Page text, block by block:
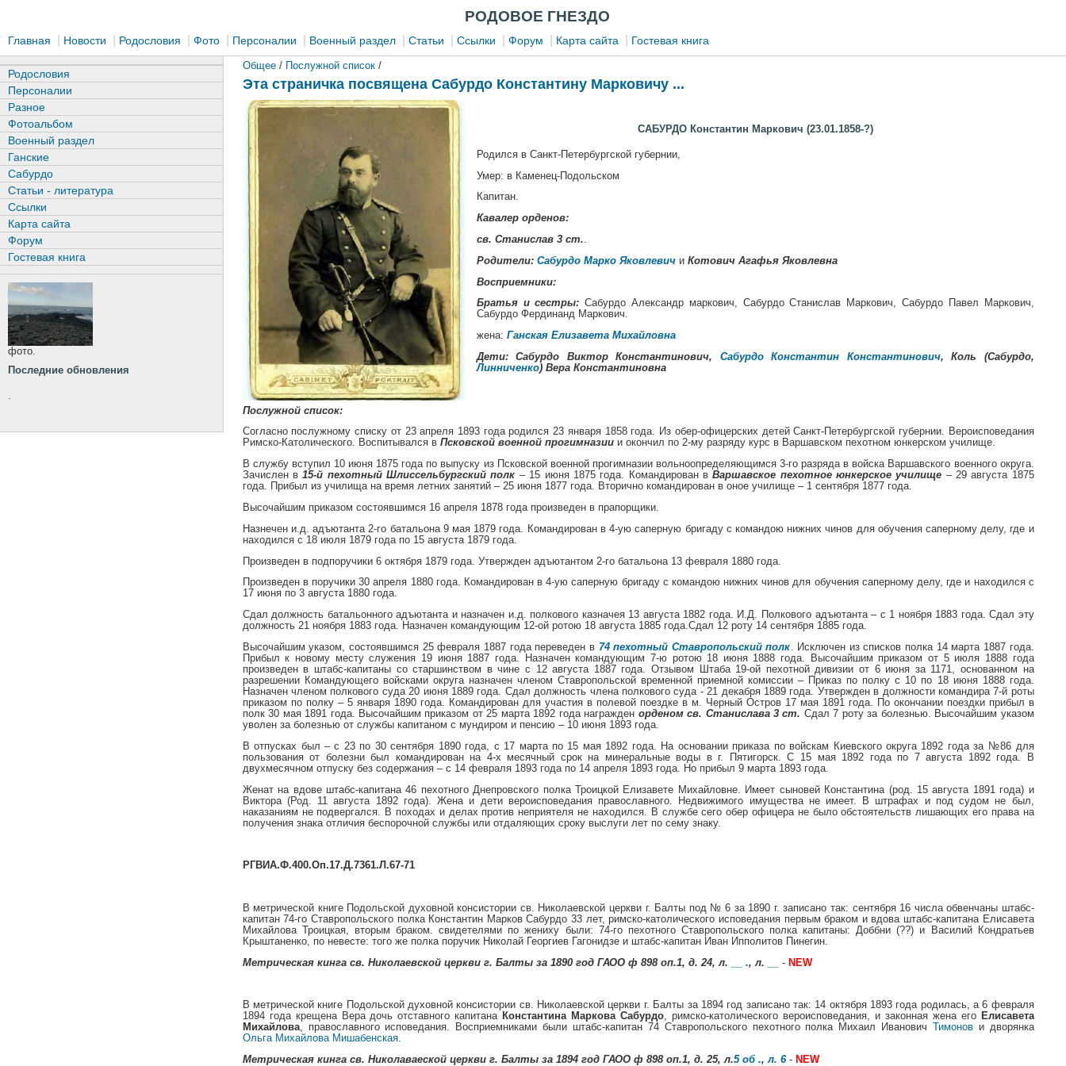
РОДОВОЕ ГНЕЗДО
Главная Новости Родословия Фото Персоналии Военный раздел Статьи Ссылки Форум Карта сайта Гостевая книга
Общее/ Послужной список/
Эта страничка посвящена Сабурдо Константину Марковичу ...
САБУРДО Константин Маркович (23.01.1858-?)
Родился в Санкт-Петербургской губернии,
Умер: в Каменец-Подольском
Капитан.
Кавалер орденов:
св. Станислав 3 ст.
Родители: Сабурдо Марко Яковлевичи Котович Агафья Яковлевна
Восприемники:
Братья и сестры: Сабурдо Александр маркович, Сабурдо Станислав Маркович, Сабурдо Павел Маркович,
Сабурдо Фердинанд Маркович.
жена: Ганская Елизавета Михайловна
Дети: Сабурдо Виктор Константинович, Сабурдо Константин Константинович, Коль (Сабурдо,
Линниченко) Вера Константиновна
Послужной список:
Согласно послужному списку от 23 апреля 1893 года родился 23 января 1858 года. Из обер-офицерских детей Санкт-Петербургской губернии. Вероисповедания
Римско-Католического. Воспитывался в Псковской военной прогимназиии окончил по 2-му разряду курс в Варшавском пехотном юнкерском училище.
В службу вступил 10 июня 1875 года по выпуску из Псковской военной прогимназии вольноопределяющимся 3-го разряда в войска Варшавского военного округа.
Зачислен в15-й пехотный Шлиссельбургский полк – 15 июня 1875 года. Командирован вВаршавское пехотное юнкерское училище – 29 августа 1875
года. Прибыл из училища на время летних занятий – 25 июня 1877 года. Вторично командирован в оное училище – 1 сентября 1877 года.
Высочайшим приказом состоявшимся 16 апреля 1878 года произведен в прапорщики.
Назнечен и.д. адъютанта 2-го батальона 9 мая 1879 года. Командирован в 4-ую саперную бригаду с командою нижних чинов для обучения саперному делу, где и
находился с 18 июля 1879 года по 15 августа 1879 года.
Произведен в подпоручики 6 октября 1879 года. Утвержден адъютантом 2-го батальона 13 февраля 1880 года.
Произведен в поручики 30 апреля 1880 года. Командирован в 4-ую саперную бригаду с командою нижних чинов для обучения саперному делу, где и находился с
17 июня по 3 августа 1880 года.
Сдал должность батальонного адъютанта и назначен и.д. полкового казначея 13 августа 1882 года. И.Д. Полкового адъютанта – с 1 ноября 1883 года. Сдал эту
должность 21 ноября 1883 года. Назначен командующим 12-ой ротою 18 августа 1885 года.Сдал 12 роту 14 сентября 1885 года.
Высочайшим указом, состоявшимся 25 февраля 1887 года переведен в 74 пехотный Ставропольский полк . Исключен из списков полка 14 марта 1887 года.
Прибыл к новому месту служения 19 июня 1887 года. Назначен командующим 7-ю ротою 18 июня 1888 года. Высочайшим приказом от 5 июля 1888 года
произведен в штабс-капитаны со старшинством в чине с 12 августа 1887 года. Отзывом Штаба 19-ой пехотной дивизии от 6 июня за 1171, основанном на
разрешении Командующего войсками округа назначен членом Ставропольской временной приемной комиссии – Приказ по полку с 10 по 18 июня 1888 года.
Назначен членом полкового суда 20 июня 1889 года. Сдал должность члена полкового суда - 21 декабря 1889 года. Утвержден в должности командира 7-й роты
приказом по полку – 5 января 1890 года. Командирован для участия в полевой поездке в м. Черный Остров 17 мая 1891 года. По окончании поездки прибыл в
полк 30 мая 1891 года. Высочайшим приказом от 25 марта 1892 года награжден орденом св. Станислава 3 ст. Сдал 7 роту за болезнью. Высочайшим указом
уволен за болезнью от службы капитаном с мундиром и пенсию – 10 июня 1893 года.
В отпусках был – с 23 по 30 сентября 1890 года, с 17 марта по 15 мая 1892 года. На основании приказа по войскам Киевского округа 1892 года за №86 для
пользования от болезни был командирован на 4-х месячный срок на минеральные воды в г. Пятигорск. С 15 мая 1892 года по 7 августа 1892 года. В
двухмесячном отпуску без содержания – с 14 февраля 1893 года по 14 апреля 1893 года. Но прибыл 9 марта 1893 года.
Женат на вдове штабс-капитана 46 пехотного Днепровского полка Троицкой Елизавете Михайловне. Имеет сыновей Константина (род. 15 августа 1891 года) и
Виктора (Род. 11 августа 1892 года). Жена и дети вероисповедания православного. Недвижимого имущества не имеет. В штрафах и под судом не был,
наказаниям не подвергался. В походах и делах против неприятеля не находился. В службе сего обер офицера не было обстоятельств лишающих его права на
получения знака отличия беспорочной службы или отдаляющих сроку выслуги лет по сему знаку.
РГВИА.Ф.400.Оп.17.Д.7361.Л.67-71
В метрической книге Подольской духовной консистории св. Николаевской церкви г. Балты под № 6 за 1890 г. записано так: сентября 16 числа обвенчаны штабс-
капитан 74-го Ставропольского полка Константин Марков Сабурдо 33 лет, римско-католического исповедания первым браком и вдова штабс-капитана Елисавета
Михайлова Троицкая, вторым браком. свидетелями по жениху были: 74-го пехотного Ставропольского полка капитаны: Доббни (??) и Василий Кондратьев
Крыштаненко, по невесте: того же полка поручик Николай Георгиев Гагонидзе и штабс-капитан Иван Ипполитов Пинегин.
Метрическая кинга св. Николаевской церкви г. Балты за 1890 год ГАОО ф 898 оп.1, д. 24, л.
., л. - NEW
В метрической книге Подольской духовной консистории св. Николаевской церкви г. Балты за 1894 год записано так: 14 октября 1893 года родилась, а 6 февраля
1894 года крещена Вера дочь отставного капитана Константина Маркова Сабурдо, римско-католического вероисповедания, и законная жена его Елисавета
Михайлова, православного исповедания. Восприемниками были штабс-капитан 74 Ставропольского пехотного полка Михаил Иванович Тимонови дворянка
Ольга Михайлова Мишабенская.
Метрическая кинга св. Николаваеской церкви г. Балты за 1894 год ГАОО ф 898 оп.1, д. 25, л.5 об ., л. 6- NEW
Родословия
Персоналии
Разное
Фотоальбом
Военный раздел
Ганские
Сабурдо
Статьи - литература
Ссылки
Карта сайта
Форум
Гостевая книга
фото.
Последние обновления